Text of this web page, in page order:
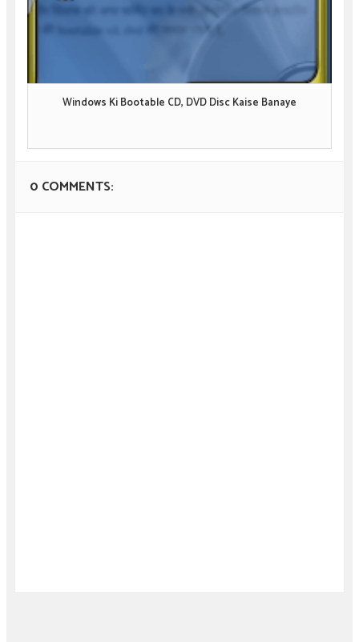
Windows Ki Bootable CD, DVD Disc Kaise Banaye
0 COMMENTS: